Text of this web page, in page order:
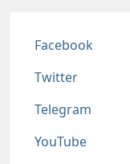
Соц сети
Facebook
Twitter
Telegram
YouTube